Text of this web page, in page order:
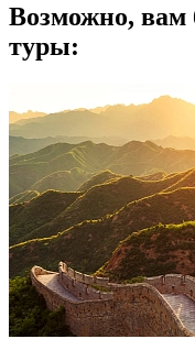
Возможно, вам
туры: